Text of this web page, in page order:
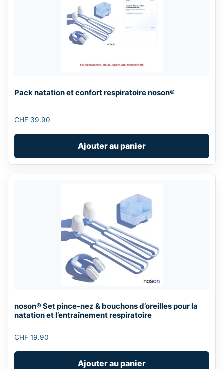
Pack natation et confort respiratoire noson®
CHF 39.90
Ajouter au panier
noson® Set pince-nez & bouchons d’oreilles pour la
natation et l’entraînement respiratoire
CHF 19.90
Ajouter au panier